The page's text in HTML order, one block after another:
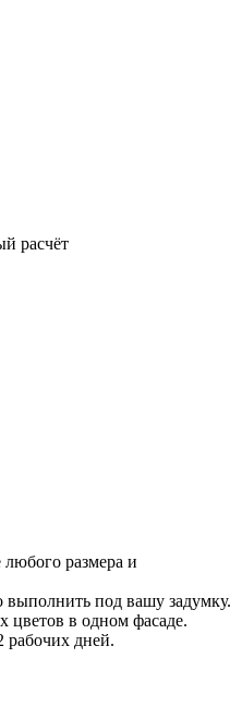
расчёт
размера и
под вашу задумку.
цветов в одном фасаде.
рабочих дней.